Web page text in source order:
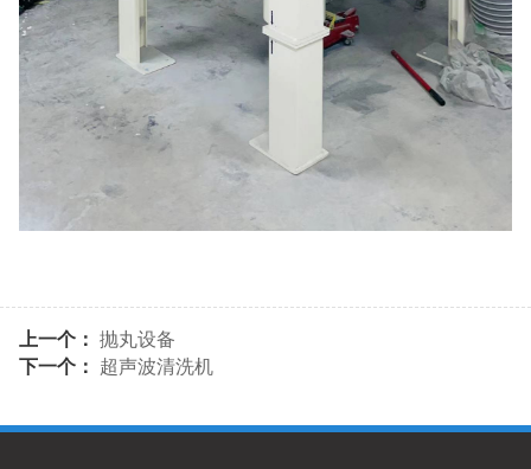
上一个： 抛丸设备
下一个： 超声波清洗机